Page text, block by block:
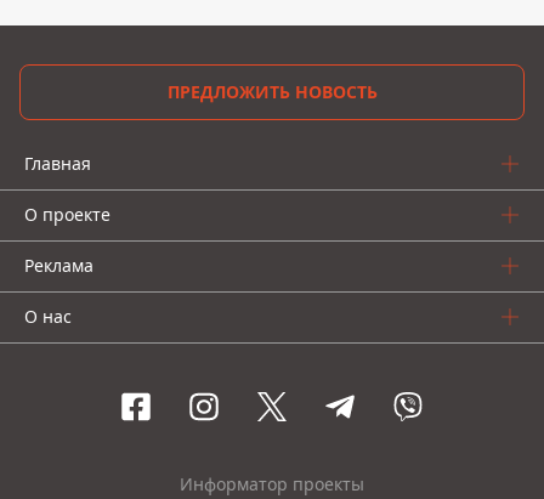
ПРЕДЛОЖИТЬ НОВОСТЬ
Главная
О проекте
Реклама
О нас
Информатор проекты